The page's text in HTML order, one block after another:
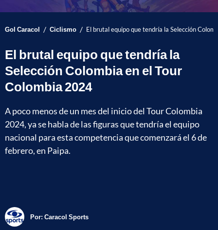
Gol Caracol / Ciclismo / El brutal equipo que tendría la Selección
El brutal equipo que tendría la
Selección Colombia en el Tour
Colombia 2024
A poco menos de un mes del inicio del Tour Colombia
2024, ya se habla de las figuras que tendría el equipo
nacional para esta competencia que comenzará el 6 de
febrero, en Paipa.
Por: Caracol Sports